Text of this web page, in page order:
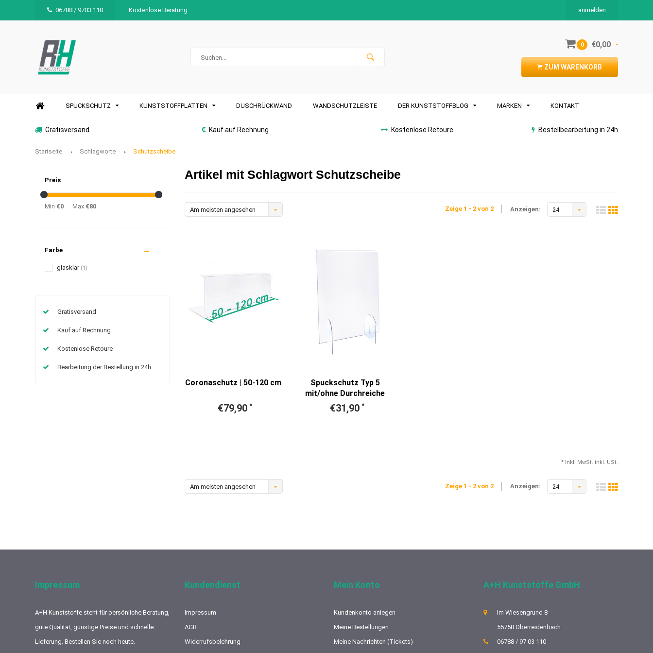
06788 / 9703 110 Kostenlose Beratung anmelden
0 €0,00
ZUM WARENKORB
SPUCKSCHUTZ KUNSTSTOFFPLATTEN DUSCHRÜCKWAND WANDSCHUTZLEISTE DER KUNSTSTOFFBLOG MARKEN KONTAKT
Gratisversand Kauf auf Rechnung Kostenlose Retoure Bestellbearbeitung in 24h
Startseite Schlagworte Schutzscheibe
Preis
Min €0 Max €80
Farbe
glasklar (1)
Gratisversand
Kauf auf Rechnung
Kostenlose Retoure
Bearbeitung der Bestellung in 24h
Artikel mit Schlagwort Schutzscheibe
Am meisten angesehen Zeige 1 - 2 von 2 Anzeigen: 24
Coronaschutz | 50-120 cm
€79,90 *
Spuckschutz Typ 5
mit/ohne Durchreiche
(versch. Größen)
€31,90 *
* Inkl. MwSt. inkl. USt.
Am meisten angesehen Zeige 1 - 2 von 2 Anzeigen: 24
Impressum
A+H Kunststoffe steht für persönliche Beratung,
gute Qualität, günstige Preise und schnelle
Lieferung. Bestellen Sie noch heute.
Kundendienst
Impressum
AGB
Widerrufsbelehrung
Mein Konto
Kundenkonto anlegen
Meine Bestellungen
Meine Nachrichten (Tickets)
A+H Kunststoffe GmbH
Im Wiesengrund 8
55758 Oberreidenbach
06788 / 97 03 110